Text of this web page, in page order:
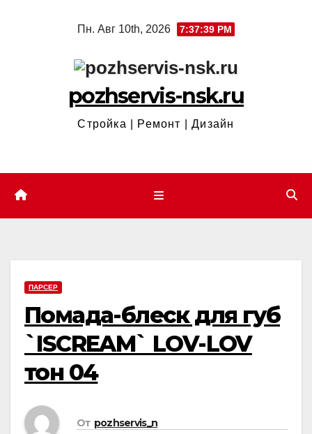
Пн. Авг 10th, 2026 7:37:40 PM
pozhservis-nsk.ru
Стройка | Ремонт | Дизайн
ПАРСЕР
Помада-блеск для губ
`ISCREAM` LOV-LOV
тон 04
От pozhservis_n